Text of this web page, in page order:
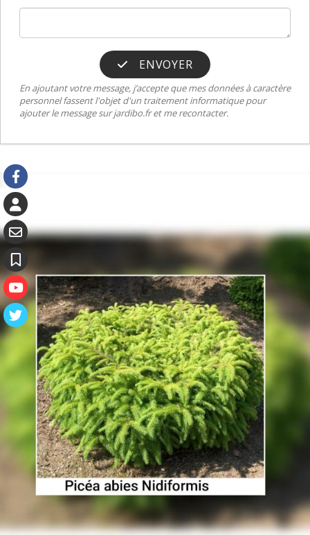
ENVOYER
En ajoutant votre message, j’accepte que mes données à caractère
personnel fassent l'objet d'un traitement informatique pour
ajouter le message sur jardibo.fr et me recontacter.